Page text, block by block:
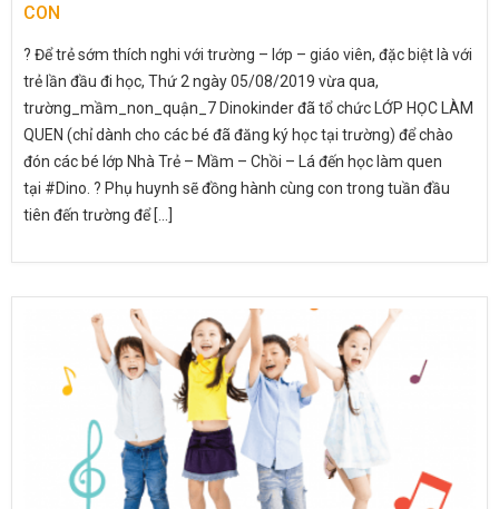
CON
? Để trẻ sớm thích nghi với trường – lớp – giáo viên, đặc biệt là với
trẻ lần đầu đi học, Thứ 2 ngày 05/08/2019 vừa qua,
trường_mầm_non_quận_7 Dinokinder đã tổ chức LỚP HỌC LÀM
QUEN (chỉ dành cho các bé đã đăng ký học tại trường) để chào
đón các bé lớp Nhà Trẻ – Mầm – Chồi – Lá đến học làm quen
tại #Dino. ? Phụ huynh sẽ đồng hành cùng con trong tuần đầu
tiên đến trường để [...]